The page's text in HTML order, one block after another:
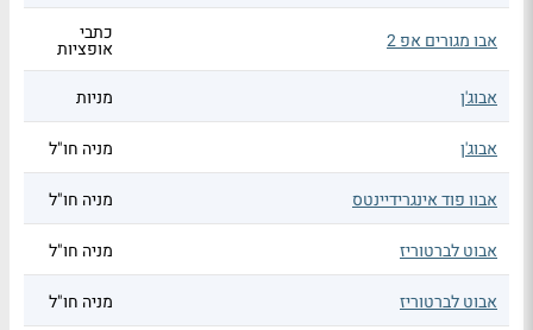
אבו מגורים אפ 2 כתבי
אופציות
אבוג'ן
מניות
אבוג'ן מניה חו"ל
אבוו פוד אינגרידיינטס מניה חו"ל
אבוט לברטוריז מניה חו"ל
אבוט לברטוריז מניה חו"ל